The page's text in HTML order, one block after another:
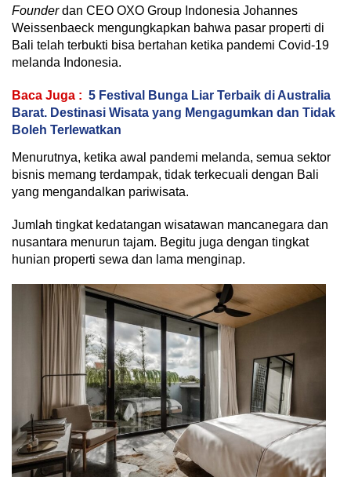
Founderdan CEO OXO Group Indonesia Johannes
Weissenbaeck mengungkapkan bahwa pasar properti di
Bali telah terbukti bisa bertahan ketika pandemi Covid-19
melanda Indonesia.
Baca Juga : 5 Festival Bunga Liar Terbaik di Australia
Barat. Destinasi Wisata yang Mengagumkan dan Tidak
Boleh Terlewatkan
Menurutnya, ketika awal pandemi melanda, semua sektor
bisnis memang terdampak, tidak terkecuali dengan Bali
yang mengandalkan pariwisata.
Jumlah tingkat kedatangan wisatawan mancanegara dan
nusantara menurun tajam. Begitu juga dengan tingkat
hunian properti sewa dan lama menginap.